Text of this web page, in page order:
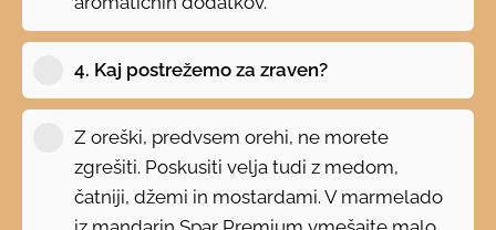
4. Kaj postrežemo za zraven?
Z oreški, predvsem orehi, ne morete
zgrešiti. Poskusiti velja tudi z medom,
čatniji, džemi in mostardami. V marmelado